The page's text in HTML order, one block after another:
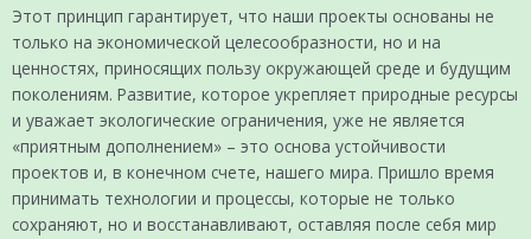
Этот принцип гарантирует, что наши проекты основаны не
только на экономической целесообразности, но и на
ценностях, приносящих пользу окружающей среде и будущим
поколениям. Развитие, которое укрепляет природные ресурсы
и уважает экологические ограничения, уже не является
«приятным дополнением» – это основа устойчивости
проектов и, в конечном счете, нашего мира. Пришло время
принимать технологии и процессы, которые не только
сохраняют, но и восстанавливают, оставляя после себя мир